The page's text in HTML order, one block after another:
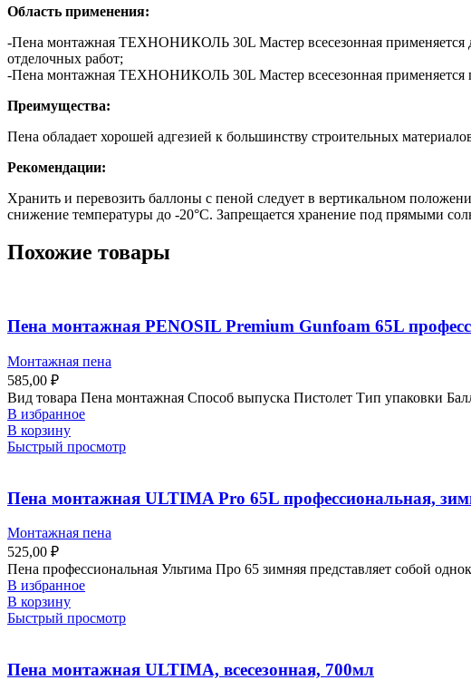
Область применения:
-Пена монтажная ТЕХНОНИКОЛЬ 30L Мастер всесезонная применяется
отделочных работ;
-Пена монтажная ТЕХНОНИКОЛЬ 30L Мастер всесезонная применяется
Преимущества:
Пена обладает хорошей адгезией к большинству строительных
Рекомендации:
Хранить и перевозить баллоны с пеной следует в вертикальном
снижение температуры до -20°С. Запрещается хранение под прямыми
Похожие товары
Пена монтажная PENOSIL Premium Gunfoam 65L
Монтажная пена
585,00 ₽
Вид товара Пена монтажная Способ выпуска Пистолет Тип упаковки
В избранное
В корзину
Быстрый просмотр
Пена монтажная ULTIMA Pro 65L профессиональная,
Монтажная пена
525,00 ₽
Пена профессиональная Ультима Про 65 зимняя представляет собой
В избранное
В корзину
Быстрый просмотр
Пена монтажная ULTIMA, всесезонная, 700мл